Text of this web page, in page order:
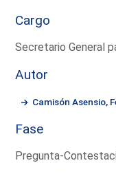
Cargo
Secretario General
Autor
Camisón Asensio,
Fase
Pregunta-